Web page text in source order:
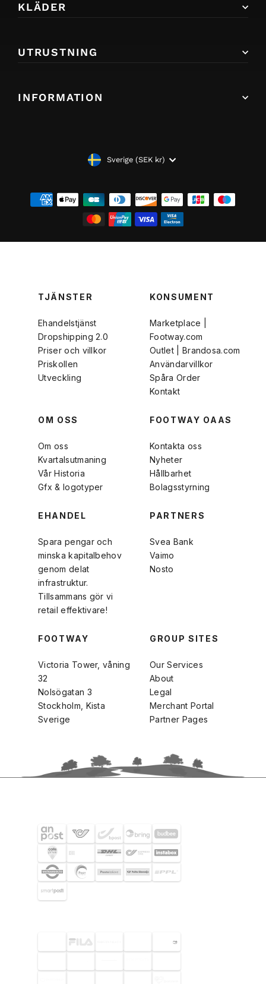
KLÄDER
UTRUSTNING
INFORMATION
VALUTASverige (SEK kr)
TJÄNSTER
Ehandelstjänst
Dropshipping 2.0
Priser och villkor
Priskollen
Utveckling
KONSUMENT
Marketplace |
Footway.com
Outlet | Brandosa.com
Användarvillkor
Spåra Order
Kontakt
OM OSS
Om oss
Kvartalsutmaning
Vår Historia
Gfx & logotyper
FOOTWAY OAAS
Kontakta oss
Nyheter
Hållbarhet
Bolagsstyrning
EHANDEL
Spara pengar och
minska kapitalbehov
genom delat
infrastruktur.
Tillsammans gör vi
retail effektivare!
PARTNERS
Svea Bank
Vaimo
Nosto
FOOTWAY
Victoria Tower, våning
32
Nolsögatan 3
Stockholm, Kista
Sverige
GROUP SITES
Our Services
About
Legal
Merchant Portal
Partner Pages